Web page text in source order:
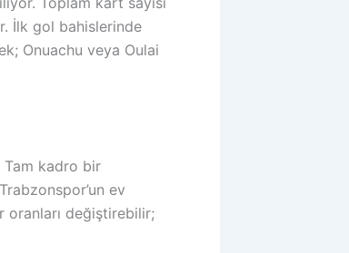
İlk gol bahislerinde
Onuachu veya Oulai
Tam kadro bir
ev
oranları değiştirebilir;